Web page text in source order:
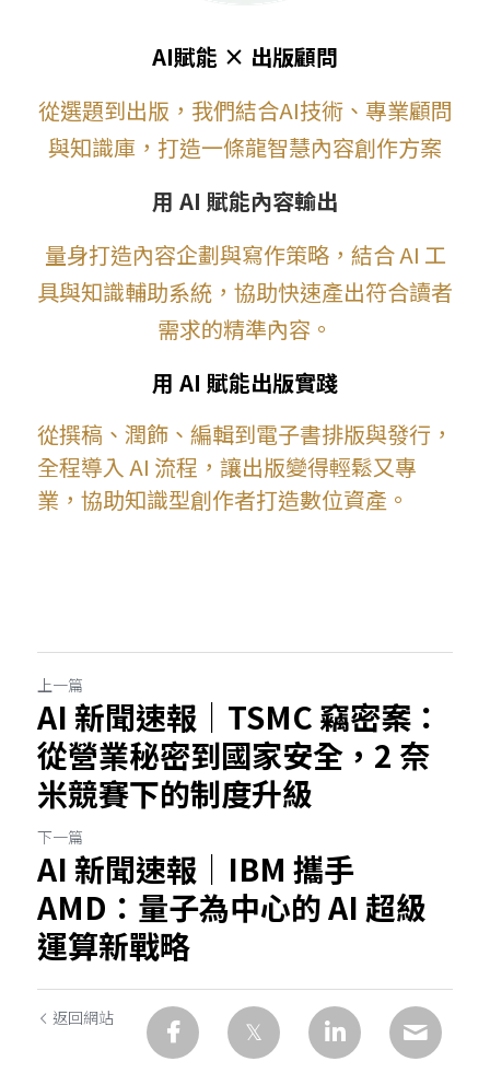
AI賦能 × 出版顧問
從選題到出版，我們結合AI技術、專業顧問
與知識庫，打造一條龍智慧內容創作方案
用 AI 賦能內容輸出
量身打造內容企劃與寫作策略，結合 AI 工
具與知識輔助系統，協助快速產出符合讀者
需求的精準內容。
用 AI 賦能出版實踐
從撰稿、潤飾、編輯到電子書排版與發行，
全程導入 AI 流程，讓出版變得輕鬆又專
業，協助知識型創作者打造數位資產。
上一篇
AI 新聞速報｜TSMC 竊密案：
從營業秘密到國家安全，2 奈
米競賽下的制度升級
下一篇
AI 新聞速報｜IBM 攜手
AMD：量子為中心的 AI 超級
運算新戰略
返回網站